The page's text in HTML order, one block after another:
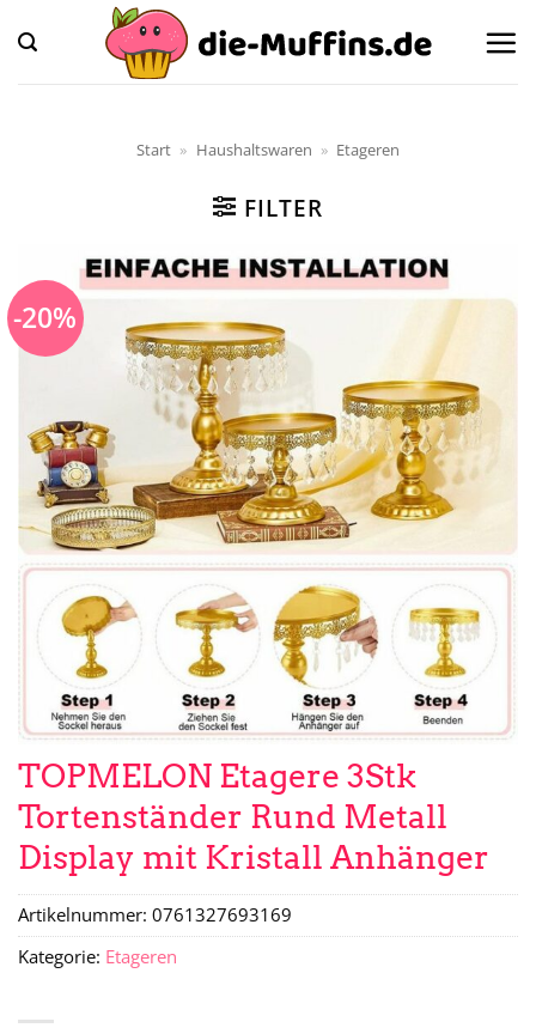
Inhalt
springen
Start » Haushaltswaren » Etageren
FILTER
-20%
TOPMELON Etagere 3Stk
Tortenständer Rund Metall
Display mit Kristall Anhänger
Artikelnummer: 0761327693169
Kategorie: Etageren